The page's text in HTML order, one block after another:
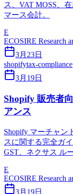
ス、VAT MOSS、
マース会計。
E
ECOSIRE Research
3月23日
shopifytax-compliance
3月19日
Shopify 販売者
アンス
Shopify マーチャン
スに関する完全ガ
GST、ネクサス ル
E
ECOSIRE Research
3月19日